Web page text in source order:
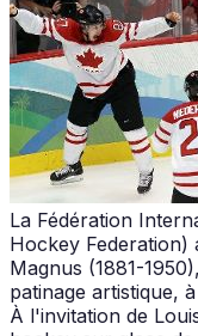
La Fédération
Hockey Federation)
Magnus (1881-
patinage artistique,
À l'invitation de